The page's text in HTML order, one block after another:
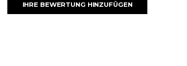
IHRE BEWERTUNG HINZUFÜGEN